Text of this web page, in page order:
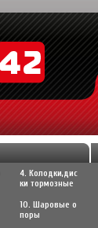
4. Колодки,дис
ки тормозные
10. Шаровые о
поры